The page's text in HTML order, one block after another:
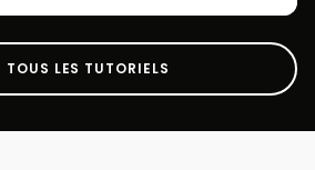
TOUS LES TUTORIELS